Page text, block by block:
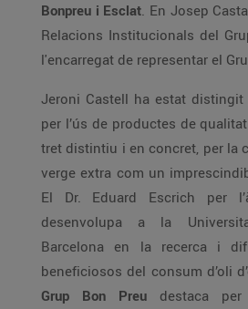
Bonpreu i Esclat. En Josep
Relacions Institucionals del
l'encarregat de representar el
Jeroni Castell ha estat distingit
per l’ús de productes de
tret distintiu i en concret, per la
verge extra com un
El Dr. Eduard Escrich per
desenvolupa a la
Barcelona en la recerca i
beneficiosos del consum d’oli
Grup Bon Preu destaca